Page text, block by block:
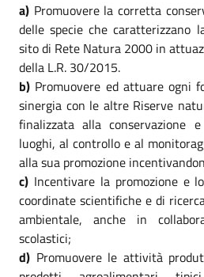
a) Promuovere la corretta
delle specie che caratterizzano
sito di Rete Natura 2000 in
della L.R. 30/2015.
b) Promuovere ed attuare ogni
sinergia con le altre Riserve
finalizzata alla conservazione
luoghi, al controllo e al
alla sua promozione
c) Incentivare la promozione e
coordinate scientifiche e di
ambientale, anche in
scolastici;
d) Promuovere le attività